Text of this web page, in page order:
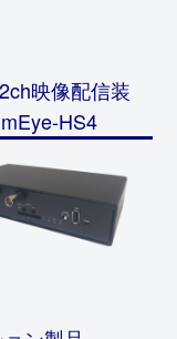
映像配信装
HS4